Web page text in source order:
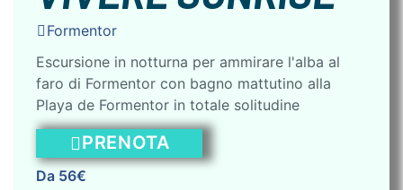
Formentor
Escursione in notturna per ammirare l'alba al
faro di Formentor con bagno mattutino alla
Playa de Formentor in totale solitudine
PRENOTA
Da 56€